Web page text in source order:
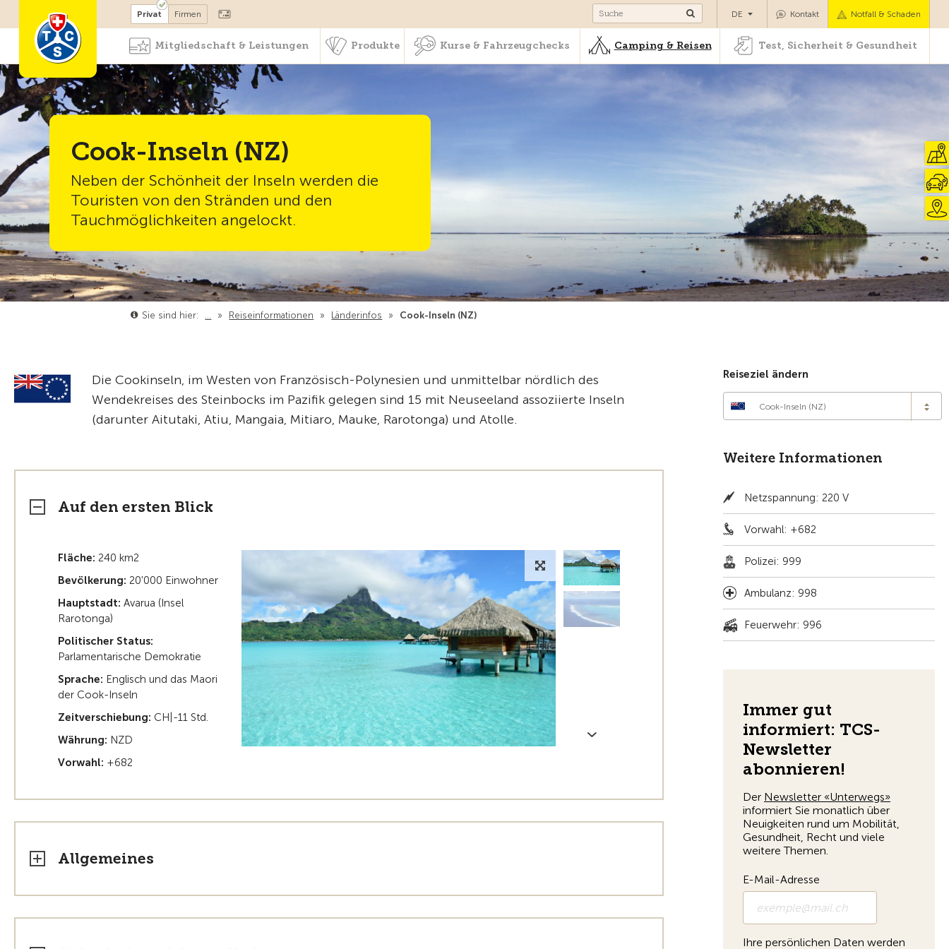
Mitglied werden Kurse & Fahrzeugchecks Camping & Reisen Test, Sicherheit & Gesundheit
Privat Firmen Kontakt Notfall & Schaden
DE
Mitgliedschaft & Leistungen Produkte Kurse & Fahrzeugchecks Camping & Reisen Test, Sicherheit & Gesundheit
Cook-Inseln (NZ)
Neben der Schönheit der Inseln werden die
Touristen von den Stränden und den
Tauchmöglichkeiten angelockt.
Sie sind hier: … » Reiseinformationen » Länderinfos » Cook-Inseln (NZ)
Die Cookinseln, im Westen von Französisch-Polynesien und unmittelbar nördlich des
Wendekreises des Steinbocks im Pazifik gelegen sind 15 mit Neuseeland assoziierte Inseln
(darunter Aitutaki, Atiu, Mangaia, Mitiaro, Mauke, Rarotonga) und Atolle.
Auf den ersten Blick
Fläche: 240 km2
Bevölkerung: 20'000 Einwohner
Hauptstadt: Avarua (Insel
Rarotonga)
Politischer Status:
Parlamentarische Demokratie
Sprache: Englisch und das Maori
der Cook-Inseln
Zeitverschiebung: CH|-11 Std.
Währung: NZD
Vorwahl: +682
Allgemeines
Reiseziel ändern
Cook-Inseln (NZ)
Weitere Informationen
Netzspannung: 220 V
Vorwahl: +682
Polizei: 999
Ambulanz: 998
Feuerwehr: 996